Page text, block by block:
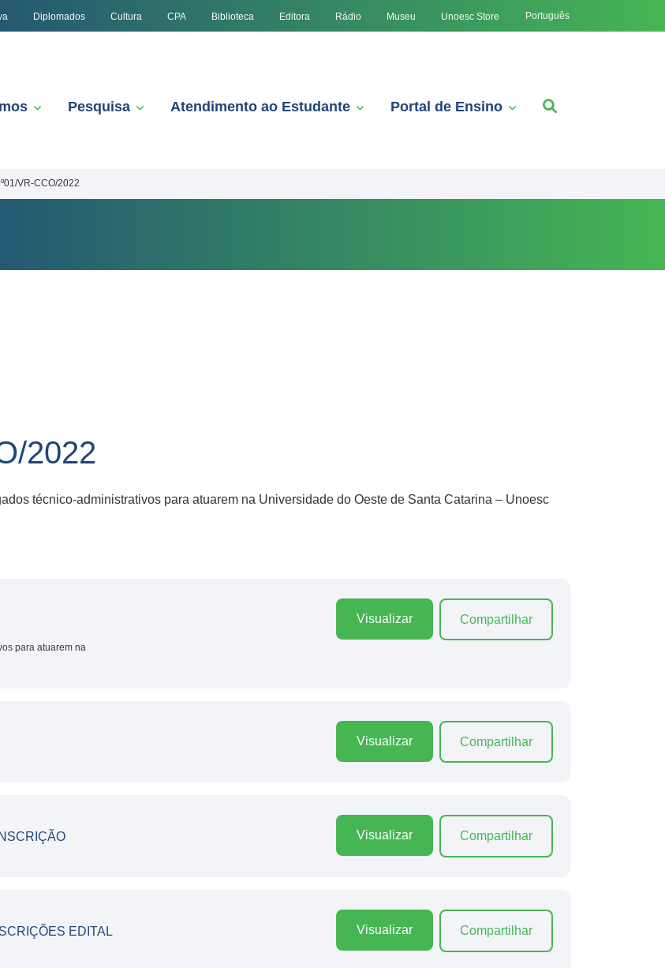
Diplomados Cultura CPA Biblioteca Editora Rádio Museu Unoesc Store Português
Pesquisa Atendimento ao Estudante Portal de Ensino
VR-CCO/2022
2022
técnico-administrativos para atuarem na Universidade do Oeste de Santa Catarina – Unoesc
para atuarem na
Visualizar Compartilhar
Visualizar Compartilhar
Visualizar Compartilhar
EDITAL
Visualizar Compartilhar